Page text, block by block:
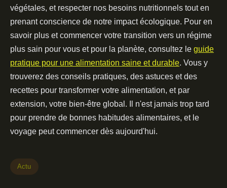
végétales, et respecter nos besoins nutritionnels tout en
prenant conscience de notre impact écologique. Pour en
savoir plus et commencer votre transition vers un régime
plus sain pour vous et pour la planète, consultez le guide
pratique pour une alimentation saine et durable. Vous y
trouverez des conseils pratiques, des astuces et des
recettes pour transformer votre alimentation, et par
extension, votre bien-être global. Il n'est jamais trop tard
pour prendre de bonnes habitudes alimentaires, et le
voyage peut commencer dès aujourd'hui.
Actu